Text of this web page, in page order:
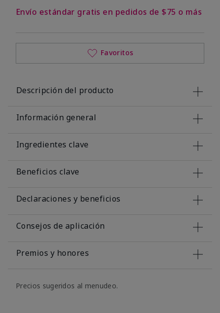
Envío estándar gratis en pedidos de $75 o más
Favoritos
Descripción del producto
Información general
Ingredientes clave
Beneficios clave
Declaraciones y beneficios
Consejos de aplicación
Premios y honores
Precios sugeridos al menudeo.